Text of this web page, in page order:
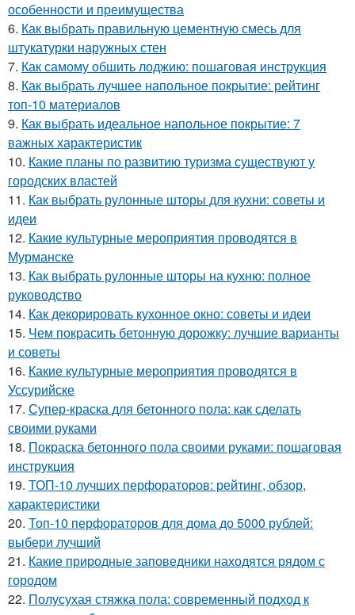
особенности и преимущества
6. Как выбрать правильную цементную смесь для
штукатурки наружных стен
7. Как самому обшить лоджию: пошаговая инструкция
8. Как выбрать лучшее напольное покрытие: рейтинг
топ-10 материалов
9. Как выбрать идеальное напольное покрытие: 7
важных характеристик
10. Какие планы по развитию туризма существуют у
городских властей
11. Как выбрать рулонные шторы для кухни: советы и
идеи
12. Какие культурные мероприятия проводятся в
Мурманске
13. Как выбрать рулонные шторы на кухню: полное
руководство
14. Как декорировать кухонное окно: советы и идеи
15. Чем покрасить бетонную дорожку: лучшие варианты
и советы
16. Какие культурные мероприятия проводятся в
Уссурийске
17. Супер-краска для бетонного пола: как сделать
своими руками
18. Покраска бетонного пола своими руками: пошаговая
инструкция
19. ТОП-10 лучших перфораторов: рейтинг, обзор,
характеристики
20. Топ-10 перфораторов для дома до 5000 рублей:
выбери лучший
21. Какие природные заповедники находятся рядом с
городом
22. Полусухая стяжка пола: современный подход к